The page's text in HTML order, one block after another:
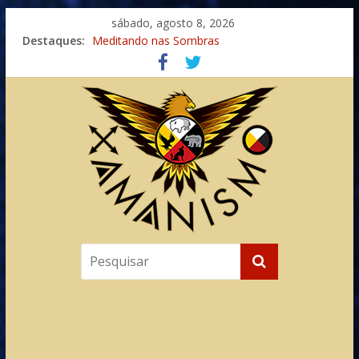
sábado, agosto 8, 2026
Destaques: Meditando nas Sombras
Autosuficiência: A Jornada do Espírito Ancestral
Xamanismo Universal
Totens – Caminho Espiritual – Crescimento
Imaginação na Cura